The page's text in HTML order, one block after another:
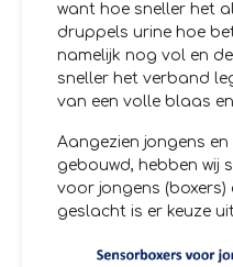
want hoe sneller het
druppels urine hoe
namelijk nog vol en
sneller het verband
van een volle blaas
Aangezien jongens en
gebouwd, hebben wij
voor jongens (boxers)
geslacht is er keuze